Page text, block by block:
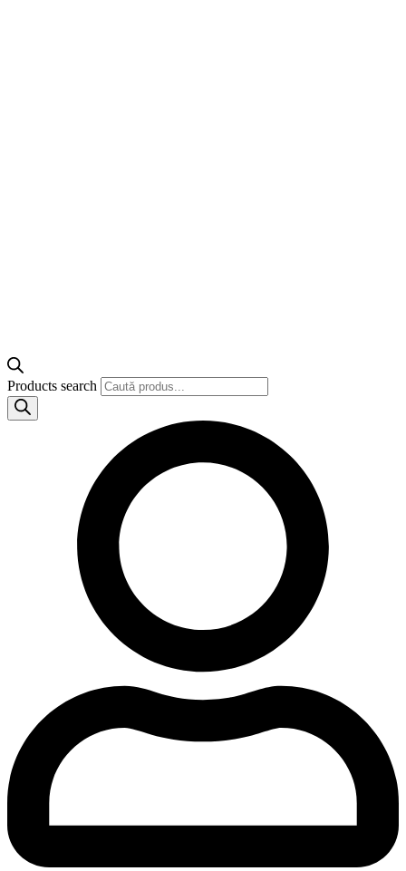
Products search